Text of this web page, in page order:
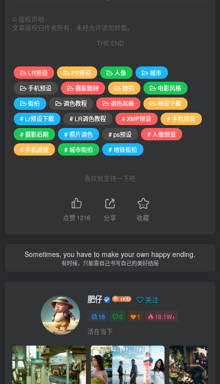
© 版权声明
文章版权归作者所有，未经允许请勿转载。
THE END
LR预设 PS预设 人像
城市
手机预设
摄影题材 旅拍
电影风格
街拍
调色教程 调色风格
预设下载
# Lr预设下载
# LR调色教程 # XMP预设
# 手机预设
# 摄影后期
# 照片调色 # ps预设
# 人像预设
# 手机滤镜
# 城市街拍 # 地铁街拍
喜欢就支持一下吧
点赞 1216 分享 收藏
Sometimes, you have to make your own happy ending.
有时候，只能靠自己书写自己的美好结局
肥仔 关注
16 0 1 18.1W+
活在当下